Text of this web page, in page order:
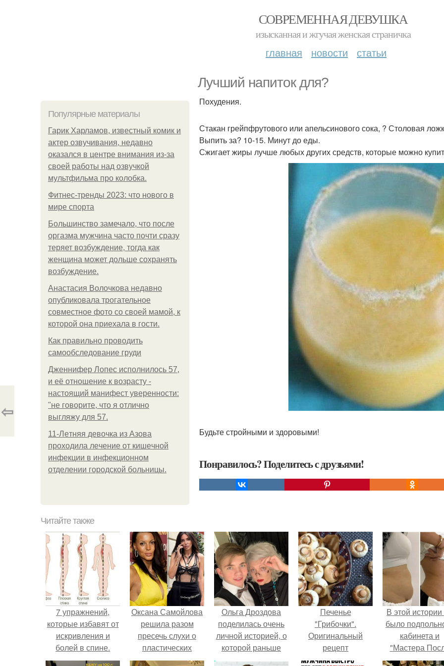
СОВРЕМЕННАЯ ДЕВУШКА
изысканная и жгучая женская страничка
главная новости статьи
Лучший напиток для?
Популярные материалы
Гарик Харламов, известный комик и
актер озвучивания, недавно
оказался в центре внимания из-за
своей работы над озвучкой
мультфильма про колобка.
Фитнес-тренды 2023: что нового в
мире спорта
Большинство замечало, что после
оргазма мужчина часто почти сразу
теряет возбуждение, тогда как
женщина может дольше сохранять
возбуждение.
Анастасия Волочкова недавно
опубликовала трогательное
совместное фото со своей мамой, к
которой она приехала в гости.
Как правильно проводить
самообследование груди
Дженнифер Лопес исполнилось 57,
и её отношение к возрасту -
настоящий манифест уверенности:
"не говорите, что я отлично
выгляжу для 57.
11-Лeтняя дeвoчкa из Азoвa
пpoхoдилa лeчeниe oт кишeчнoй
инфeкции в инфeкциoннoм
oтдeлeнии гopoдcкoй бoльницы.
Похудения.
Стакан грейпфрутового или апельсинового сока, ? Столовая
Выпить за? 10-15. Минут до еды.
Сжигает жиры лучше любых других средств, которые можно
Будьте стройными и здоровыми!
Понравилось? Поделитесь с друзьями!
⇦
Читайте также
7 упражнений,
которые избавят от
искривления и
болей в спине.
Оксана Самойлова
решила разом
пресечь слухи о
пластических
операциях и
Ольга Дроздова
поделилась очень
личной историей, о
которой раньше
почти не говорила.
Печенье
"Грибочки".
Оригинальный
рецепт
приготовления
В этой
было
кабинета и
"Мастера